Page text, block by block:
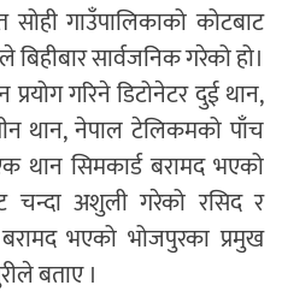
सोही गाउँपालिकाको कोटबाट
बिहीबार सार्वजनिक गरेको हो।
गरिने डिटोनेटर दुई थान,
थान, नेपाल टेलिकमको पाँच
थान सिमकार्ड बरामद भएको
चन्दा अशुली गरेको रसिद र
भएको भोजपुरका प्रमुख
बताए ।